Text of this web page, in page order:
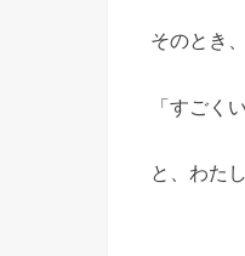
そのとき
「すごく
と、わた